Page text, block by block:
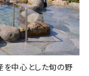
を中心とした旬の野